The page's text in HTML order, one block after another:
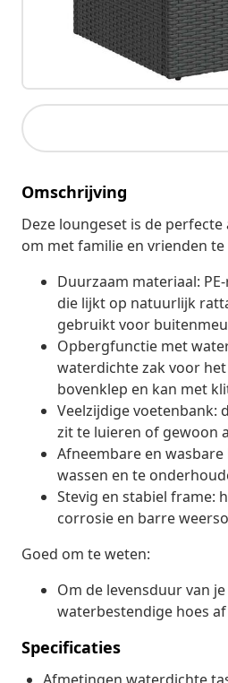
Omschrijving
Deze loungeset is de
om met familie en vrienden
Duurzaam materiaal:
die lijkt op natuurlijk
gebruikt voor
Opbergfunctie met
waterdichte zak voor
bovenklep en kan met
Veelzijdige voetenbank:
zit te luieren of gewoon
Afneembare en
wassen en te
Stevig en stabiel frame:
corrosie en barre
Goed om te weten:
Om de levensduur van
waterbestendige hoes
Specificaties